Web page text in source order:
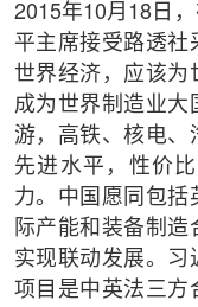
2015年10月18日
平主席接受路透社
世界经济，应该为
成为世界制造业大
游，高铁、核电、
先进水平，性价
力。中国愿同包括
际产能和装备制造
实现联动发展。习
项目是中英法三方